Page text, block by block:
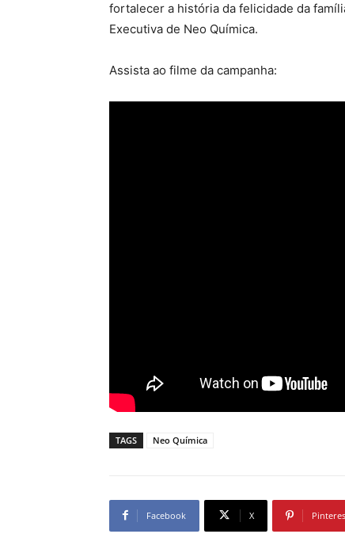
fortalecer a história da felicidade da
Executiva de Neo Química.
Assista ao filme da campanha:
TAGS Neo Química
Facebook X